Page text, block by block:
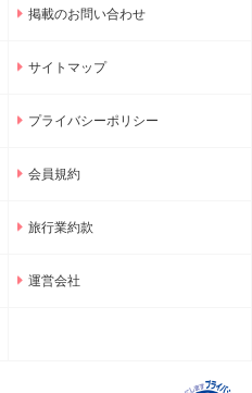
掲載のお問い合わせ
サイトマップ
プライバシーポリシー
会員規約
旅行業約款
運営会社